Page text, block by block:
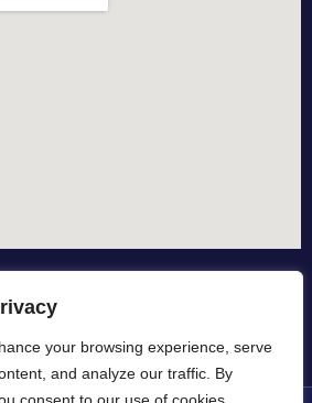
your browsing experience, serve
and analyze our traffic. By